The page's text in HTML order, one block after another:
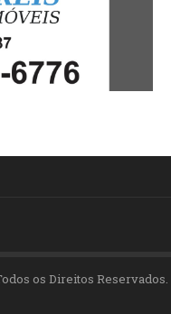
os Direitos Reservados.